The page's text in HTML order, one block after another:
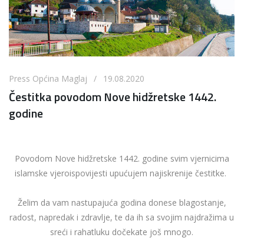
Press Općina Maglaj / 19.08.2020
Čestitka povodom Nove hidžretske 1442.
godine
Povodom Nove hidžretske 1442. godine svim vjernicima
islamske vjeroispovijesti upućujem najiskrenije čestitke.
Želim da vam nastupajuća godina donese blagostanje,
radost, napredak i zdravlje, te da ih sa svojim najdražima u
sreći i rahatluku dočekate još mnogo.